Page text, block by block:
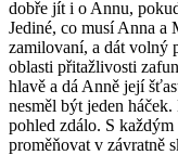
dobře jít i o Annu,
Jediné, co musí Anna a
zamilovaní, a dát volný
oblasti přitažlivosti
hlavě a dá Anně její
nesměl být jeden
pohled zdálo. S
proměňovat v závratně